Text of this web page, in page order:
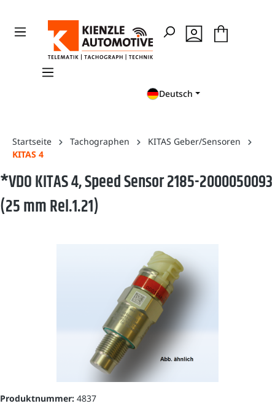
Deutsch
Startseite Tachographen
KITAS Geber/Sensoren
KITAS 4
*VDO KITAS 4, Speed Sensor 2185-2000050093
(25 mm Rel.1.21)
Produktnummer: 4837